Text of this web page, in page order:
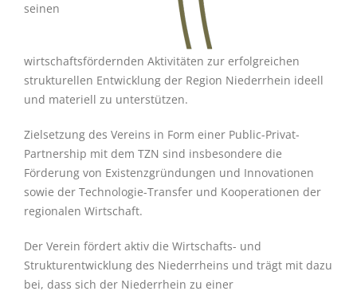
seinen
wirtschaftsfördernden Aktivitäten zur erfolgreichen
strukturellen Entwicklung der Region Niederrhein ideell
und materiell zu unterstützen.
Zielsetzung des Vereins in Form einer Public-Privat-
Partnership mit dem TZN sind insbesondere die
Förderung von Existenzgründungen und Innovationen
sowie der Technologie-Transfer und Kooperationen der
regionalen Wirtschaft.
Der Verein fördert aktiv die Wirtschafts- und
Strukturentwicklung des Niederrheins und trägt mit dazu
bei, dass sich der Niederrhein zu einer